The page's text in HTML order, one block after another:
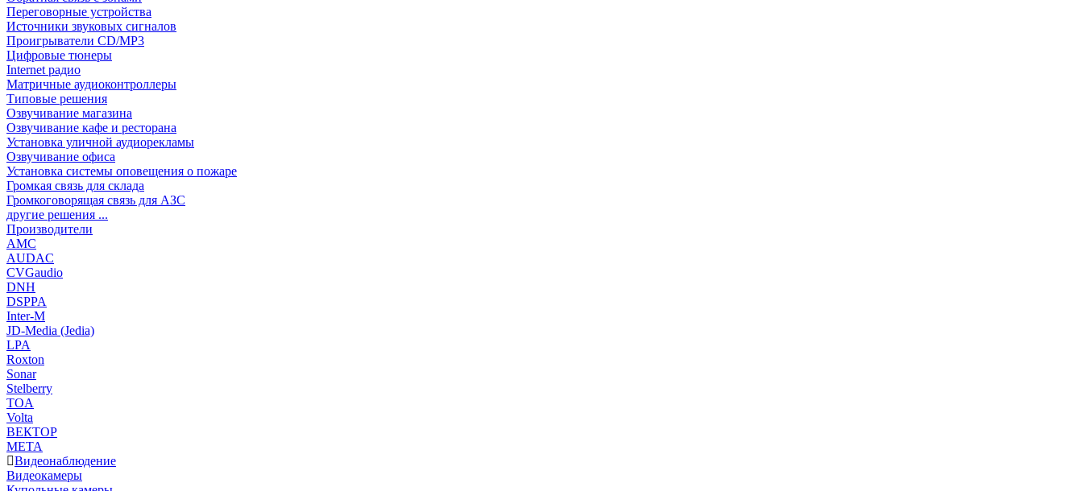
Переговорные устройства
Источники звуковых сигналов
Проигрыватели CD/MP3
Цифровые тюнеры
Internet радио
Матричные аудиоконтроллеры
Типовые решения
Озвучивание магазина
Озвучивание кафе и ресторана
Установка уличной аудиорекламы
Озвучивание офиса
Установка системы оповещения о пожаре
Громкая связь для склада
Громкоговорящая связь для АЗС
другие решения ...
Производители
AMC
AUDAC
CVGaudio
DNH
DSPPA
Inter-M
JD-Media (Jedia)
LPA
Roxton
Sonar
Stelberry
TOA
Volta
ВЕКТОР
МЕТА
Видеонаблюдение
Видеокамеры